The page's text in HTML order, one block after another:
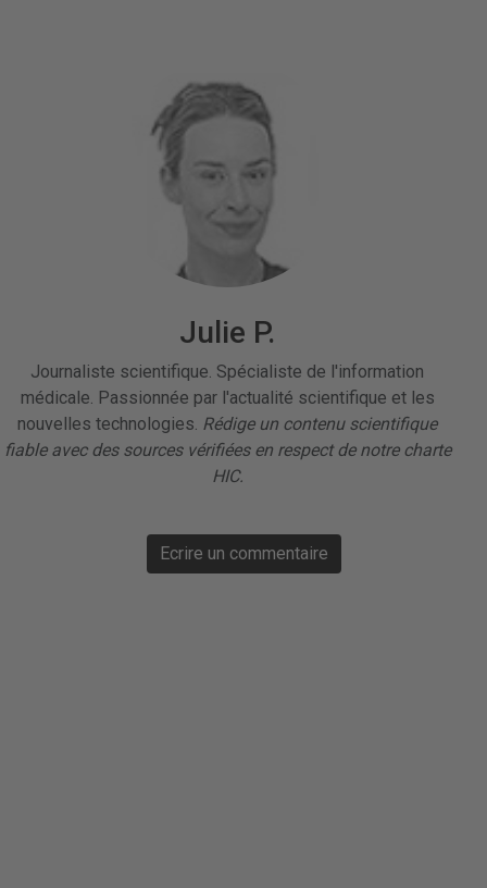
Julie P.
Journaliste scientifique. Spécialiste de l'information
médicale. Passionnée par l'actualité scientifique et les
nouvelles technologies. Rédige un contenu scientifique
fiable avec des sources vérifiées en respect de notre charte
HIC.
Ecrire un commentaire